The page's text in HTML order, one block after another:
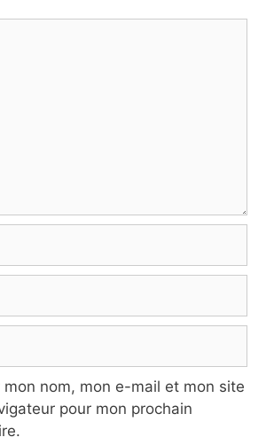
mon nom, mon e-mail et mon site
pour mon prochain